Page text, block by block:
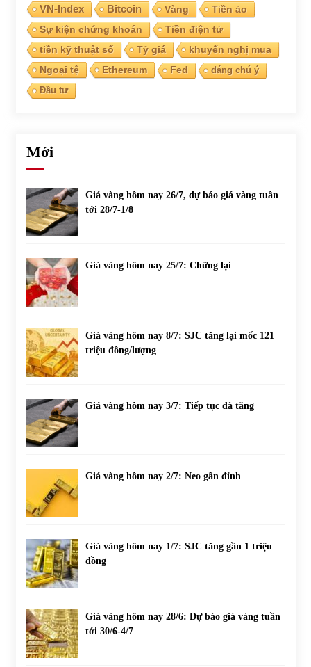
VN-Index Bitcoin Vàng
Tiền ảo
Sự kiện chứng khoán
Tiền điện tử
tiền kỹ thuật số
Tỷ giá
khuyến nghị mua
Ngoại tệ
Ethereum Fed
đáng chú ý
Đầu tư
Mới
Giá vàng hôm nay 26/7, dự báo giá vàng tuần
tới 28/7-1/8
Giá vàng hôm nay 25/7: Chững lại
Giá vàng hôm nay 8/7: SJC tăng lại mốc 121
triệu đồng/lượng
Giá vàng hôm nay 3/7: Tiếp tục đà tăng
Giá vàng hôm nay 2/7: Neo gần đỉnh
Giá vàng hôm nay 1/7: SJC tăng gần 1 triệu
đồng
Giá vàng hôm nay 28/6: Dự báo giá vàng tuần
tới 30/6-4/7